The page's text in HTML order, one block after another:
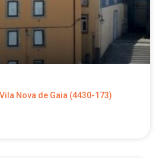
Nova de Gaia (4430-173)